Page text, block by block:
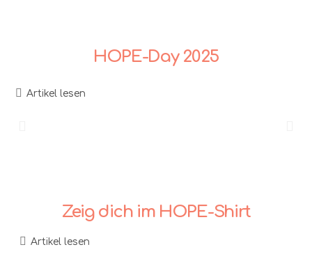
HOPE-Day 2025
Artikel lesen
Zeig dich im HOPE-Shirt
Artikel lesen